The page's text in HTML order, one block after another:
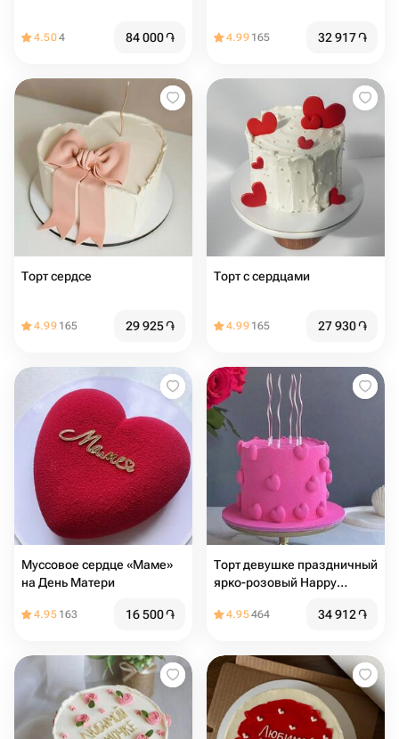
4.504 84 000֏ 4.99 165 32 917֏
Торт сердсе
4.99 165 29 925֏
Торт с сердцами️
4.99 165 27 930֏
Муссовое сердце «Маме»
на День Матери
4.95 163 16 500֏
Торт девушке праздничный
ярко-розовый Happy
4.95464 34 912֏